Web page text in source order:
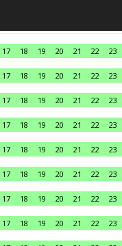
17 18 19 20 21 22
23
17 18 19 20 21 22
23
17 18 19 20 21 22
23
17 18 19 20 21 22
23
17 18 19 20 21 22
23
17 18 19 20 21 22
23
17 18 19 20 21 22
23
17 18 19 20 21 22
23